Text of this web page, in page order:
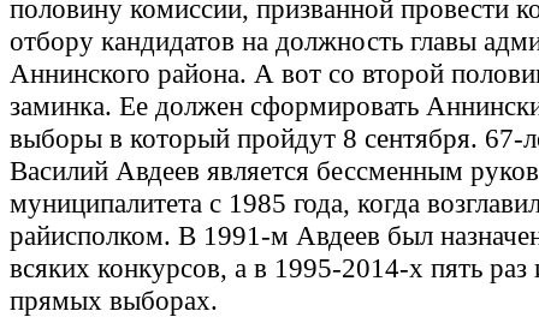
половину комиссии, призванной провести
отбору кандидатов на должность главы
Аннинского района. А вот со второй
заминка. Ее должен сформировать
выборы в который пройдут 8 сентября. 67-
Василий Авдеев является бессменным
муниципалитета с 1985 года, когда
райисполком. В 1991-м Авдеев был
всяких конкурсов, а в 1995-2014-х пять раз
прямых выборах.